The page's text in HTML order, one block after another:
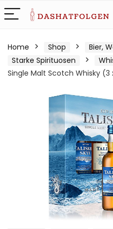
Home Shop
Bier,
Starke Spirituosen
Single Malt Scotch Whisky (3